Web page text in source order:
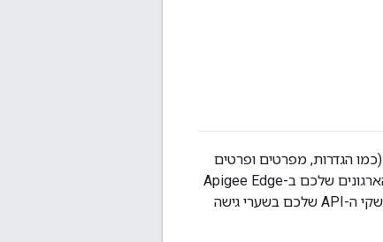
השילוב של מחבר Apigee Edge API Hub מאפשר צירוף אוטומטי של מטא-נתונים של API (כמו הגדרות, מפרטים ופרטים
קשורים של פרוקסי API) ונתוני זמן ריצה (כמו מדדים וניתוחים של תנועת נתונים ב-API) מהארגונים שלכם ב-Apigee Edge
ישירות אל API Hub של Google Cloud. השילוב הזה מספק תצוגה מרכזית ומאוחדת של ממשקי ה-API שלכם בשערי גישה